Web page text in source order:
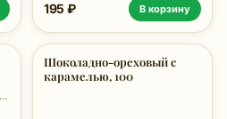
195 ₽ В корзину
Шоколадно-ореховый с
карамелью, 100